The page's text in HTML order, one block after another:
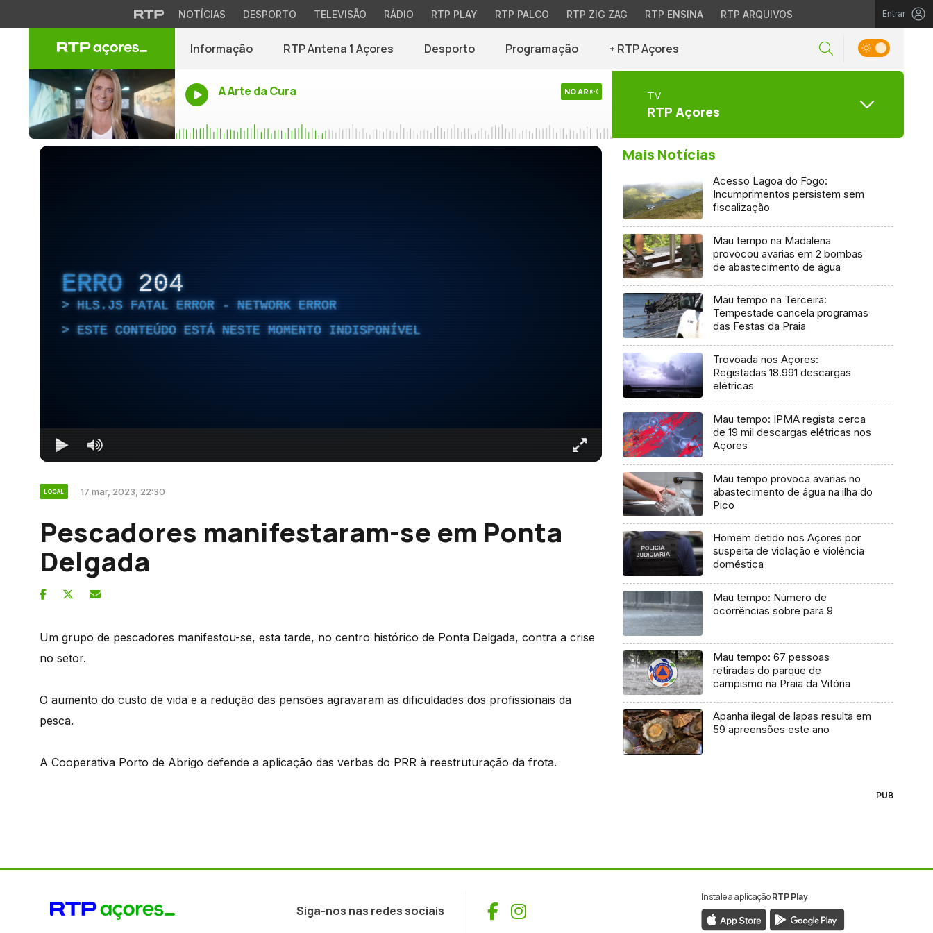
NOTÍCIAS DESPORTO TELEVISÃO RÁDIO RTP PLAY RTP PALCO RTP ZIG ZAG RTP ENSINA RTP ARQUIVOS Entrar
Informação RTP Antena 1 Açores Desporto Programação + RTP Açores
A Arte da Cura NO AR TV
RTP Açores
ERRO 204
HLS.JS FATAL ERROR - NETWORK ERROR
ESTE CONTEÚDO ESTÁ NESTE MOMENTO INDISPONÍVEL
LOCAL 17 mar, 2023, 22:30
Pescadores manifestaram-se em Ponta
Delgada
Um grupo de pescadores manifestou-se, esta tarde, no centro histórico de Ponta Delgada, contra a crise
no setor.
O aumento do custo de vida e a redução das pensões agravaram as dificuldades dos profissionais da
pesca.
A Cooperativa Porto de Abrigo defende a aplicação das verbas do PRR à reestruturação da frota.
Mais Notícias
Acesso Lagoa do Fogo:
Incumprimentos persistem sem
fiscalização
Mau tempo na Madalena
provocou avarias em 2 bombas
de abastecimento de água
Mau tempo na Terceira:
Tempestade cancela programas
das Festas da Praia
Trovoada nos Açores:
Registadas 18.991 descargas
elétricas
Mau tempo: IPMA regista cerca
de 19 mil descargas elétricas nos
Açores
Mau tempo provoca avarias no
abastecimento de água na ilha do
Pico
Homem detido nos Açores por
suspeita de violação e violência
doméstica
Mau tempo: Número de
ocorrências sobre para 9
Mau tempo: 67 pessoas
retiradas do parque de
campismo na Praia da Vitória
Apanha ilegal de lapas resulta em
59 apreensões este ano
PUB
Siga-nos nas redes sociais Facebook
Instagram
Instale a aplicaçãoRTP Play